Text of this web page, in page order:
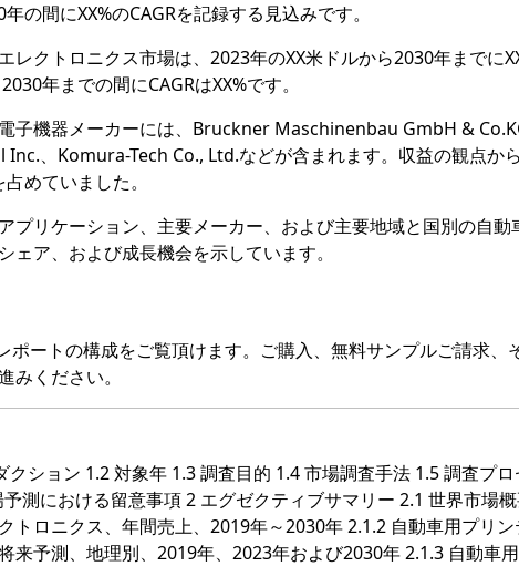
の間にXX%のCAGRを記録する見込みです。
レクトロニクス市場は、2023年のXX米ドルから2030年までに
年までの間にCAGRはXX%です。
子機器メーカーには、Bruckner Maschinenbau GmbH &
Inc.、Komura-Tech Co., Ltd.などが含まれます。収益の観点か
めていました。
プリケーション、主要メーカー、および主要地域と国別の自
ェア、および成長機会を示しています。
ートの構成をご覧頂けます。ご購入、無料サンプルご請求、
みください。
クション 1.2 対象年 1.3 調査目的 1.4 市場調査手法 1.5 調査プ
測における留意事項 2 エグゼクティブサマリー 2.1 世界市場
トロニクス、年間売上、2019年～2030年 2.1.2 自動車用プリ
来予測、地理別、2019年、2023年および2030年 2.1.3 自動車